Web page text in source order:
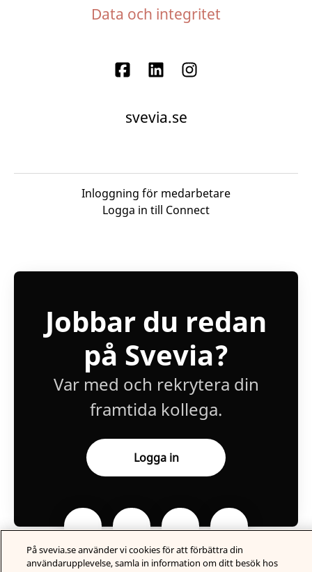
Data och integritet
svevia.se
Inloggning för medarbetare
Logga in till Connect
Jobbar du redan
på Svevia?
Var med och rekrytera din
framtida kollega.
Logga in
På svevia.se använder vi cookies för att förbättra din
användarupplevelse, samla in information om ditt besök hos